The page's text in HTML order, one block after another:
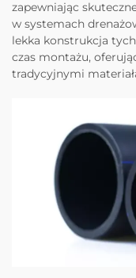
zapewniając
w systemach
lekka konstrukcja
czas montażu,
tradycyjnymi